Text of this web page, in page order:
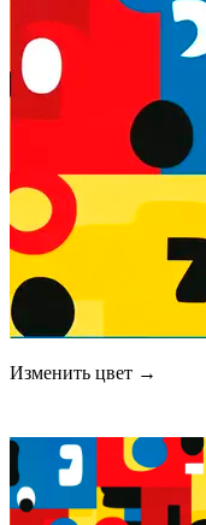
Изменить цвет →